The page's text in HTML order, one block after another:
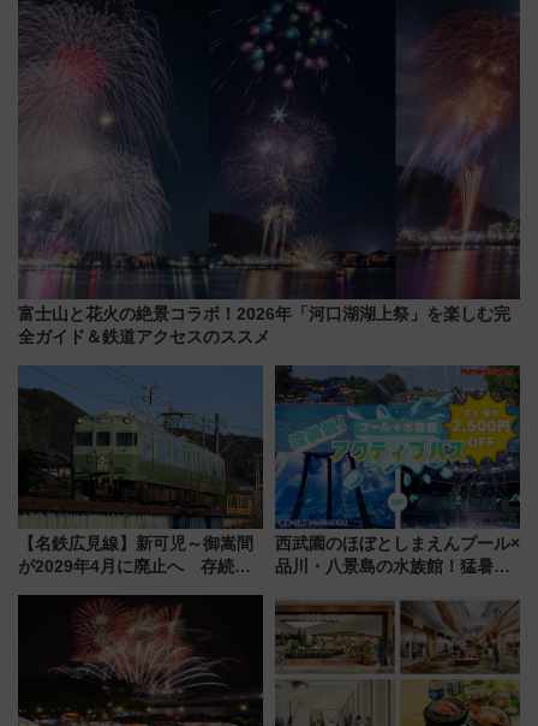
ルメが美味い
富士山と花火の絶景コラボ！2026年「河口湖湖上祭」を楽しむ完
全ガイド＆鉄道アクセスのススメ
【名鉄広見線】新可児～御嵩間
が2029年4月に廃止へ 存続協
西武園のほぼとしまえんプール×
品川・八景島の水族館！猛暑を
夏休みをお得に楽しむ！